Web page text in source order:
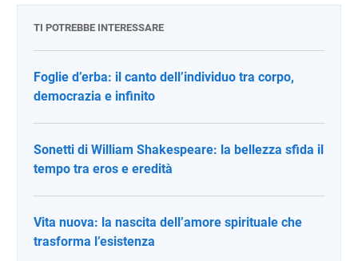
TI POTREBBE INTERESSARE
Foglie d’erba: il canto dell’individuo tra corpo,
democrazia e infinito
Sonetti di William Shakespeare: la bellezza sfida il
tempo tra eros e eredità
Vita nuova: la nascita dell’amore spirituale che
trasforma l’esistenza